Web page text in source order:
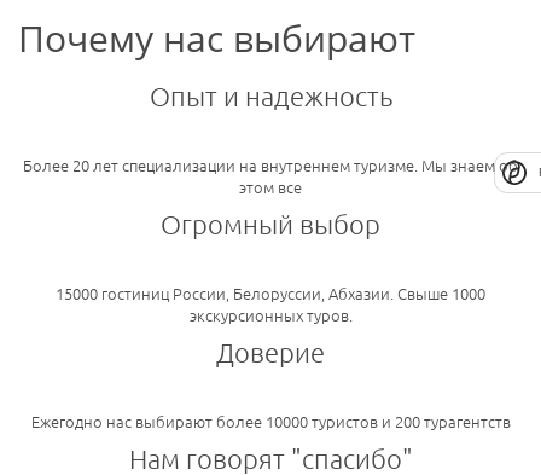
Почему нас выбирают
Опыт и надежность
Более 20 лет специализации на внутреннем туризме. Мы знаем об
этом все
Огромный выбор
15000 гостиниц России, Белоруссии, Абхазии. Свыше 1000
экскурсионных туров.
Доверие
Ежегодно нас выбирают более 10000 туристов и 200 турагентств
Нам говорят "спасибо"